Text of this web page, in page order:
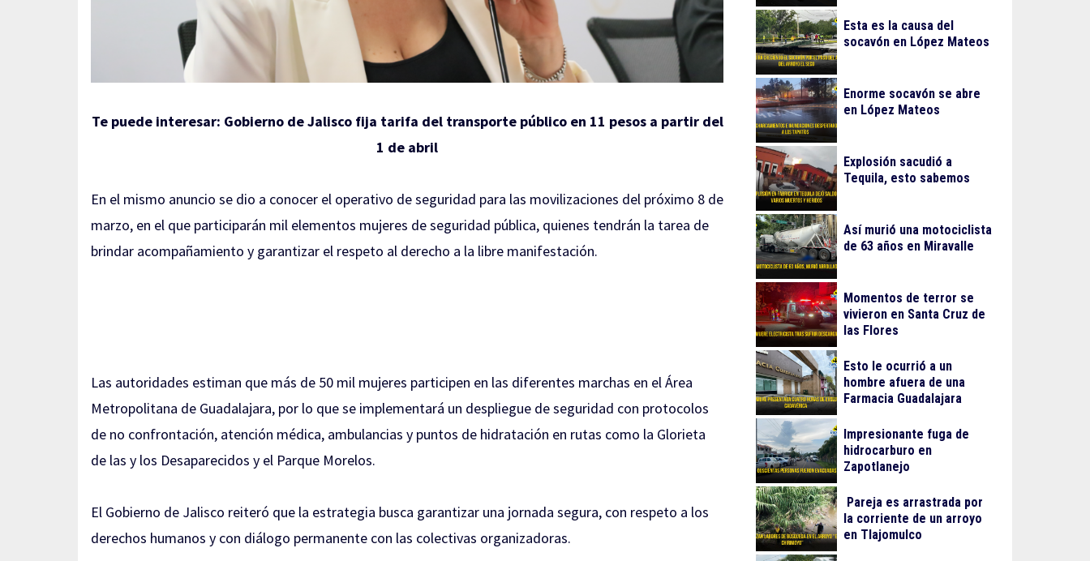
Te puede interesar: Gobierno de Jalisco fija tarifa del transporte público en 11 pesos a partir del
1 de abril
En el mismo anuncio se dio a conocer el operativo de seguridad para las movilizaciones del próximo 8 de
marzo, en el que participarán mil elementos mujeres de seguridad pública, quienes tendrán la tarea de
brindar acompañamiento y garantizar el respeto al derecho a la libre manifestación.
Las autoridades estiman que más de 50 mil mujeres participen en las diferentes marchas en el Área
Metropolitana de Guadalajara, por lo que se implementará un despliegue de seguridad con protocolos
de no confrontación, atención médica, ambulancias y puntos de hidratación en rutas como la Glorieta
de las y los Desaparecidos y el Parque Morelos.
El Gobierno de Jalisco reiteró que la estrategia busca garantizar una jornada segura, con respeto a los
derechos humanos y con diálogo permanente con las colectivas organizadoras.
Esta es la causa del
socavón en López Mateos
Enorme socavón se abre
en López Mateos
Explosión sacudió a
Tequila, esto sabemos
Así murió una motociclista
de 63 años en Miravalle
Momentos de terror se
vivieron en Santa Cruz de
las Flores
Esto le ocurrió a un
hombre afuera de una
Farmacia Guadalajara
Impresionante fuga de
hidrocarburo en
Zapotlanejo
Pareja es arrastrada por
la corriente de un arroyo
en Tlajomulco